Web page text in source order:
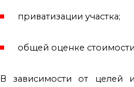
приватизации участка;
общей оценке
В зависимости от целей